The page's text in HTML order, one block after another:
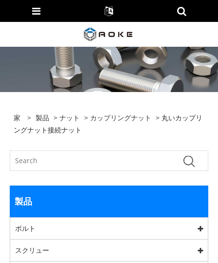
家 > 製品 >ナット > カップリングナット
> 丸いカップリ
ングナット接続ナット
製品
ボルト
スクリュー